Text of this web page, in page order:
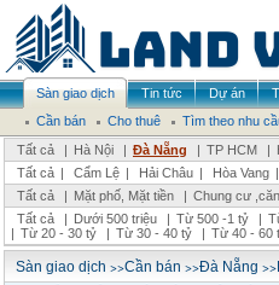
Sàn giao dịch Tin tức Dự án
Cần bán
Cho thuê
Tìm theo nhu
Tất cả
| Hà Nội | Đà Nẵng | TP HCM |
Tất cả | Cẩm Lệ | Hải Châu | Hòa Vang |
Tất cả
| Mặt phố, Mặt tiền | Chung cư
Tất cả
| Dưới 500 triệu | Từ 500 -1 tỷ |
| Từ 20 - 30 tỷ | Từ 30 - 40 tỷ | Từ 40 - 60
Sàn giao dịch >>Cần bán >>Đà Nẵng >>